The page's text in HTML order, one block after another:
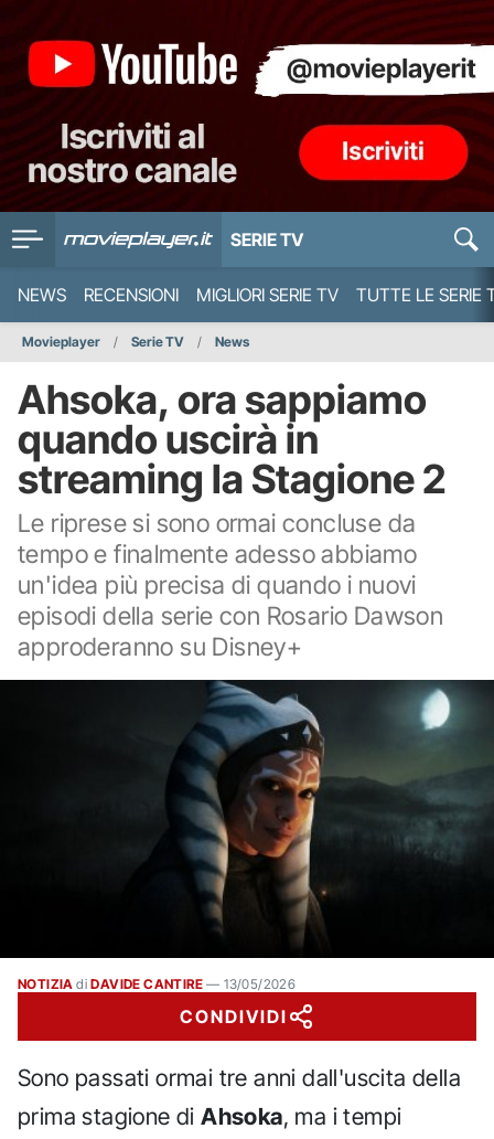
SERIE TV
NEWS RECENSIONI MIGLIORI SERIE TV TUTTE LE SERIE
Movieplayer Serie TV News
Ahsoka, ora sappiamo
quando uscirà in
streaming la Stagione 2
Le riprese si sono ormai concluse da
tempo e finalmente adesso abbiamo
un'idea più precisa di quando i nuovi
episodi della serie con Rosario Dawson
approderanno su Disney+
NOTIZIA di DAVIDE CANTIRE —13/05/2026
CONDIVIDI
Sono passati ormai tre anni dall'uscita della
prima stagione diAhsoka, ma i tempi